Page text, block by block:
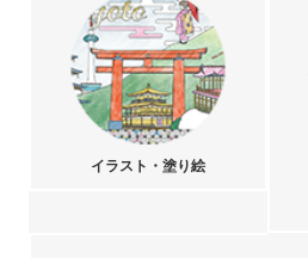
イラスト・塗り絵